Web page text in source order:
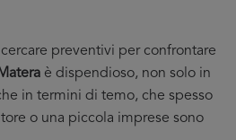
preventivi per confrontare
è dispendioso, non solo in
in termini di temo, che spesso
o una piccola imprese sono